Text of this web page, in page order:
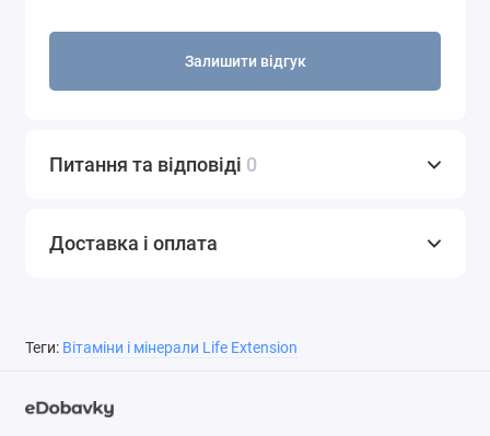
людям з високим рівнем кальцію в крові.
Зберігати в недоступному для дітей місці.
мембрани.
проконсультуйтеся з лікарем, якщо ви
Залишити відгук
Питання та відповіді 0
Доставка і оплата
Теги: Вітаміни і мінерали Life Extension